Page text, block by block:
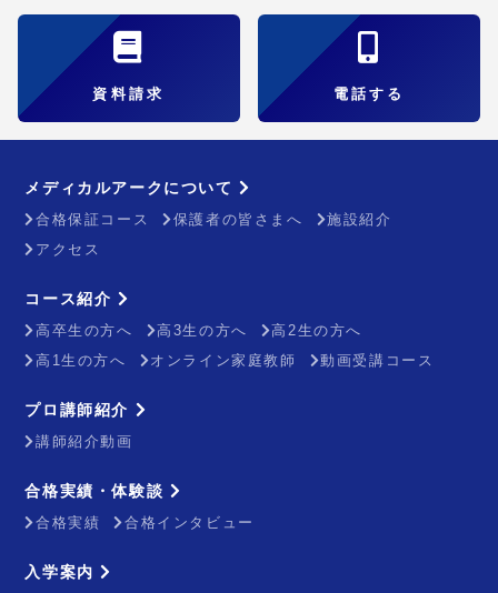
資料請求 電話する
メディカルアークについて
合格保証コース 保護者の皆さまへ
施設紹介
アクセス
コース紹介
高卒生の方へ 高3生の方へ
高2生の方へ
高1生の方へ
オンライン家庭教師 動画受講コース
プロ講師紹介
講師紹介動画
合格実績・体験談
合格実績 合格インタビュー
入学案内